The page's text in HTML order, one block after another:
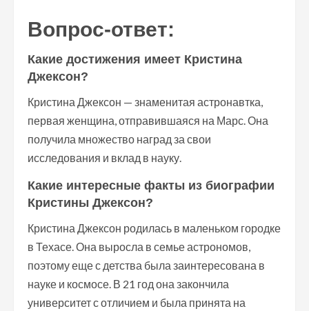
Вопрос-ответ:
Какие достижения имеет Кристина
Джексон?
Кристина Джексон — знаменитая астронавтка,
первая женщина, отправившаяся на Марс. Она
получила множество наград за свои
исследования и вклад в науку.
Какие интересные факты из биографии
Кристины Джексон?
Кристина Джексон родилась в маленьком городке
в Техасе. Она выросла в семье астрономов,
поэтому еще с детства была заинтересована в
науке и космосе. В 21 год она закончила
университет с отличием и была принята на